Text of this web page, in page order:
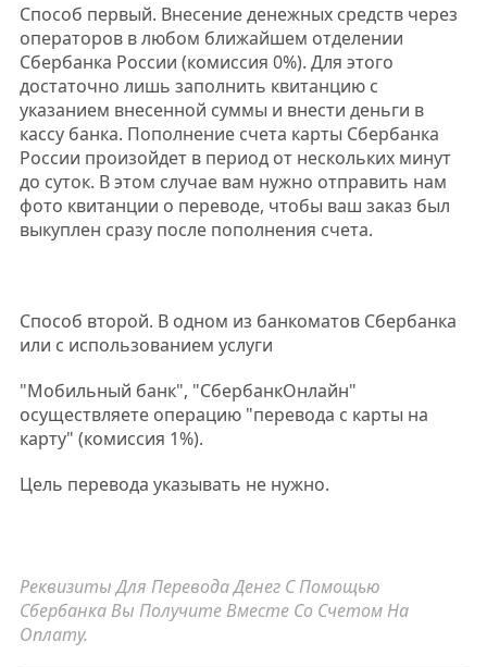
Способ первый. Внесение денежных средств через
операторов в любом ближайшем отделении
Сбербанка России (комиссия 0%). Для этого
достаточно лишь заполнить квитанцию с
указанием внесенной суммы и внести деньги в
кассу банка. Пополнение счета карты Сбербанка
России произойдет в период от нескольких минут
до суток. В этом случае вам нужно отправить нам
фото квитанции о переводе, чтобы ваш заказ был
выкуплен сразу после пополнения счета.
Способ второй. В одном из банкоматов Сбербанка
или с использованием услуги
"Мобильный банк", "СбербанкОнлайн"
осуществляете операцию "перевода с карты на
карту" (комиссия 1%).
Цель перевода указывать не нужно.
Реквизиты Для Перевода Денег С Помощью
Сбербанка Вы Получите Вместе Со Счетом На
Оплату.